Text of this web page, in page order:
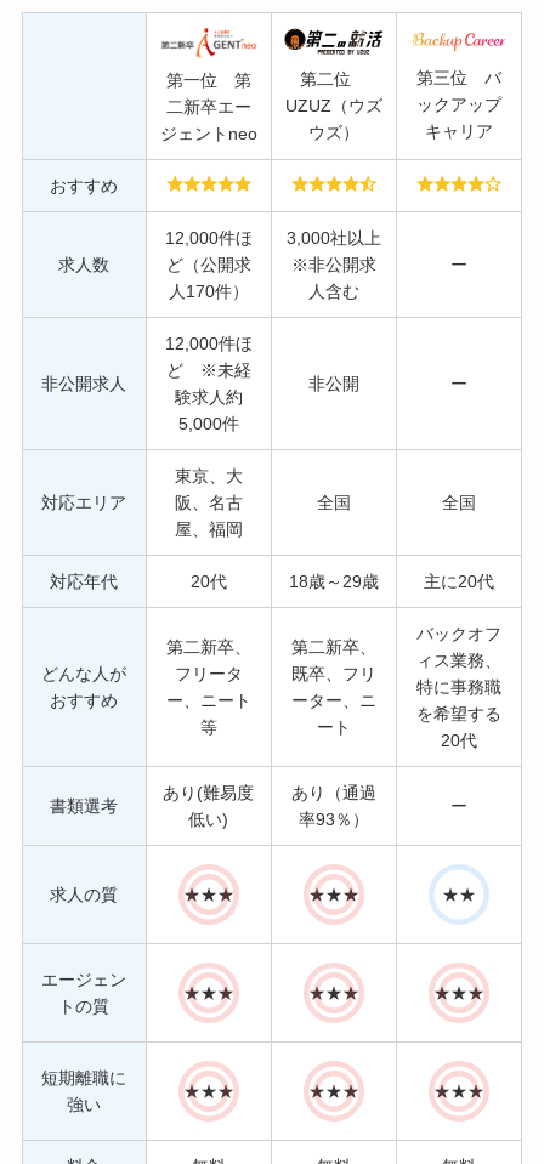
第一位 第
二新卒エー
ジェントneo
第二位
UZUZ（ウズ
ウズ）
第三位 バ
ックアップ
キャリア
おすすめ
求人数
12,000件ほ
ど（公開求
人170件）
3,000社以上
※非公開求
人含む
ー
非公開求人
12,000件ほ
ど ※未経
験求人約
5,000件
非公開 ー
対応エリア
東京、大
阪、名古
屋、福岡
全国 全国
対応年代 20代 18歳～29歳 主に20代
どんな人が
おすすめ
第二新卒、
フリータ
ー、ニート
等
第二新卒、
既卒、フリ
ーター、ニ
ート
バックオフ
ィス業務、
特に事務職
を希望する
20代
書類選考
あり(難易度
低い)
あり（通過
率93％）
ー
求人の質 ★★★ ★★★ ★★
エージェン
トの質
★★★ ★★★ ★★★
短期離職に
強い
★★★ ★★★ ★★★